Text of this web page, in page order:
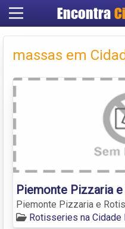
Encontra
massas em
Piemonte Pizzaria
Piemonte Pizzaria e
Rotisseries na Cidade